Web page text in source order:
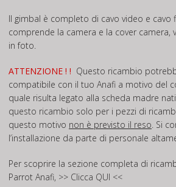
Il gimbal è completo di cavo video e cavo
comprende la camera e la cover camera,
in foto.
ATTENZIONE ! ! Questo ricambio
compatibile con il tuo Anafi a motivo del
quale risulta legato alla scheda madre
questo ricambio solo per i pezzi di
questo motivo non è previsto il reso . Si
l’installazione da parte di personale
Per scoprire la sezione completa di
Parrot Anafi, >> Clicca QUI <<